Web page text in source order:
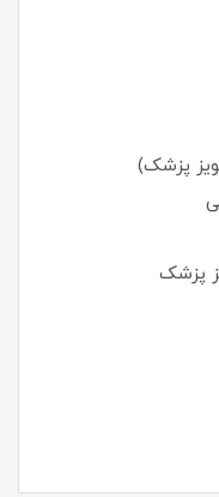
پزشک)
پزشک